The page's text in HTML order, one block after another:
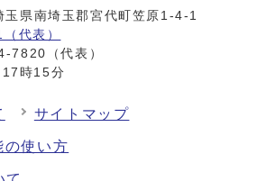
県南埼玉郡宮代町笠原1-4-1
代表）
7820（代表）
17時15分
サイトマップ
の使い方